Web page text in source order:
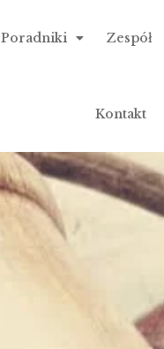
Poradniki Zespół
Kontakt